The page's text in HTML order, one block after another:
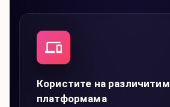
Користите на различитим
платформама